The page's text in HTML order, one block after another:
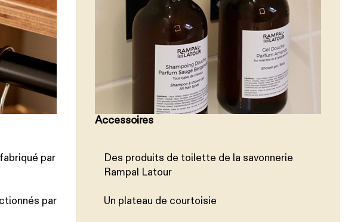
par
par
Accessoires
Des produits de toilette de la savonnerie
Rampal Latour
Un plateau de courtoisie